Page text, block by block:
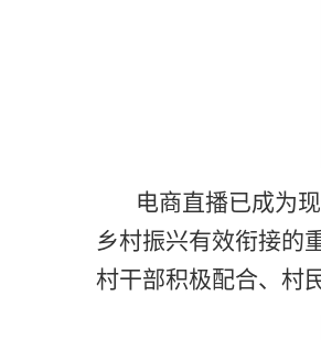
电商直播已成为
乡村振兴有效衔接的
村干部积极配合、村